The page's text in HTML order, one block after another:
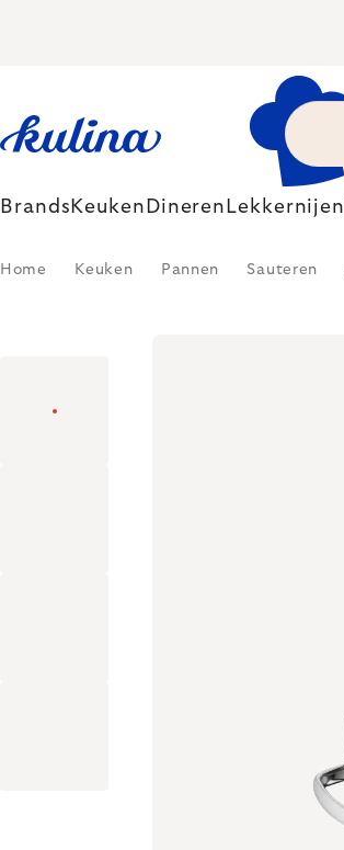
Brands Keuken Dineren Lekkernijen
Home Keuken Pannen Sauteren